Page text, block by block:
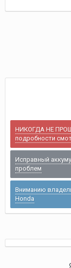
НИКОГДА НЕ
подробности
Исправный
проблем
Вниманию
Honda